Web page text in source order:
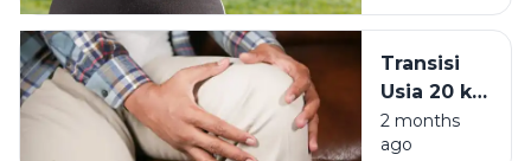
Hati-hati
Kronis
Incar
Milenial
Transisi
Usia 20 ke
30:
Mengapa
2 months
ago